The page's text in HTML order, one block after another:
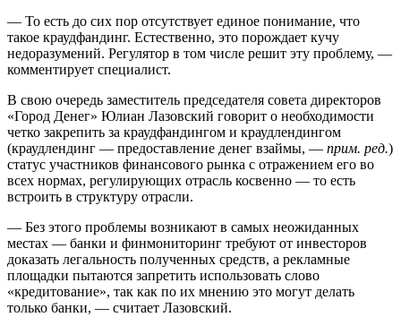
— То есть до сих пор отсутствует единое понимание, что
такое краудфандинг. Естественно, это порождает кучу
недоразумений. Регулятор в том числе решит эту проблему, —
комментирует специалист.
В свою очередь заместитель председателя совета директоров
«Город Денег» Юлиан Лазовский говорит о необходимости
четко закрепить за краудфандингом и краудлендингом
(краудлендинг — предоставление денег взаймы, — прим. ред.)
статус участников финансового рынка с отражением его во
всех нормах, регулирующих отрасль косвенно — то есть
встроить в структуру отрасли.
— Без этого проблемы возникают в самых неожиданных
местах — банки и финмониторинг требуют от инвесторов
доказать легальность полученных средств, а рекламные
площадки пытаются запретить использовать слово
«кредитование», так как по их мнению это могут делать
только банки, — считает Лазовский.